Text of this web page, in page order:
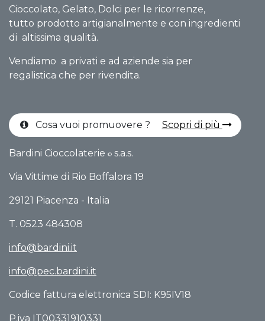
Cioccolato, Gelato, Dolci per le ricorrenze,
tutto prodotto artigianalmente e con ingredienti
di altissima qualità.
Vendiamo a privati e ad aziende sia per
regalistica che per rivendita.
Cosa vuoi promuovere ? Scopri di più
Bardini Cioccolaterie © s.a.s.
Via Vittime di Rio Boffalo​ra 19
29121 Piacenza - Italia
T. 0523 484308
info@bardini.it
info@pec.bardini.it​
Codice fattura elettronica SDI: K95IV18
P.iva IT00331910331